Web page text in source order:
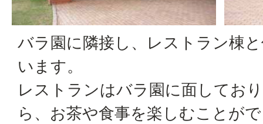
バラ園に隣接し、レストラン棟
います。
レストランはバラ園に面してお
ら、お茶や食事を楽しむことが